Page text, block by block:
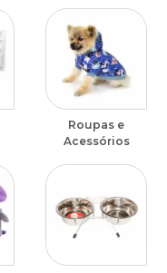
Roupas e
Acessórios